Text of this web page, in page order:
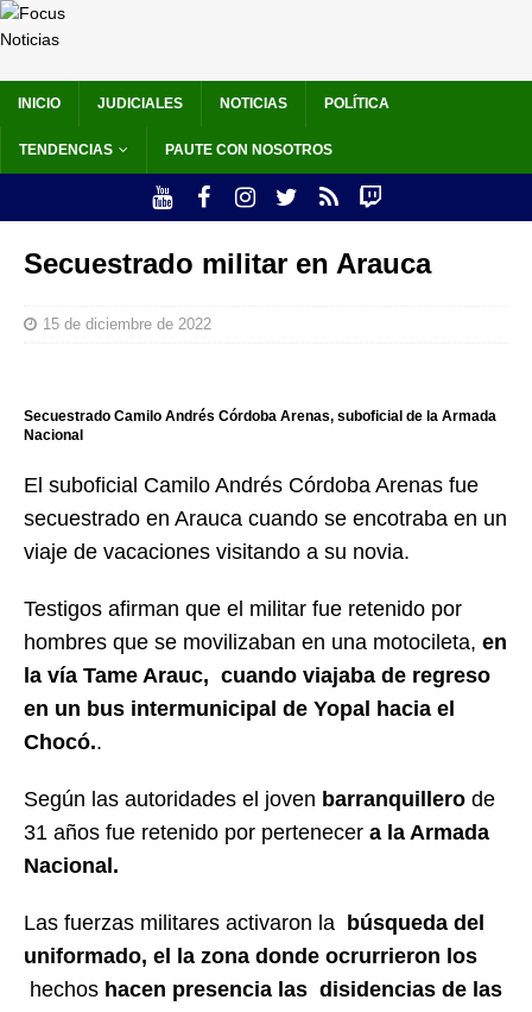
INICIO JUDICIALES NOTICIAS POLÍTICA
TENDENCIAS PAUTE CON NOSOTROS
Secuestrado militar en Arauca
15 de diciembre de 2022
Secuestrado Camilo Andrés Córdoba Arenas, suboficial de la Armada
Nacional
El suboficial Camilo Andrés Córdoba Arenas fue
secuestrado en Arauca cuando se encotraba en un
viaje de vacaciones visitando a su novia.
Testigos afirman que el militar fue retenido por
hombres que se movilizaban en una motocileta, en
la vía Tame Arauc, cuando viajaba de regreso
en un bus intermunicipal de Yopal hacia el
Chocó..
Según las autoridades el joven barranquillero de
31 años fue retenido por pertenecer a la Armada
Nacional.
Las fuerzas militares activaron la
búsqueda del
uniformado, el la zona donde ocrurrieron los
hechos hacen presencia las disidencias de las